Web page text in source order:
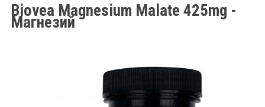
Biovea Magnesium Malate 425mg -
Магнезий